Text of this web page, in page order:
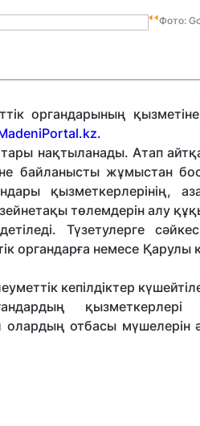
Фото:
органдарының
нақтыланады. Атап
байланысты жұмыстан
қызметкерлерінің,
төлемдерін алу
Түзетулерге
органдарға немесе Қарулы
кепілдіктер
қызметкерлері
отбасы мүшелерін